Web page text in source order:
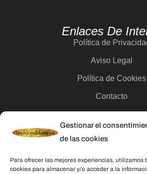
Gestionar el
de las cookies
Para ofrecer las mejores experiencias, utilizamos
cookies para almacenar y/o acceder a la
Enlaces De
Política de
Aviso Legal
Política de Cookies
Contacto
Categorías
Velas
Inciensos